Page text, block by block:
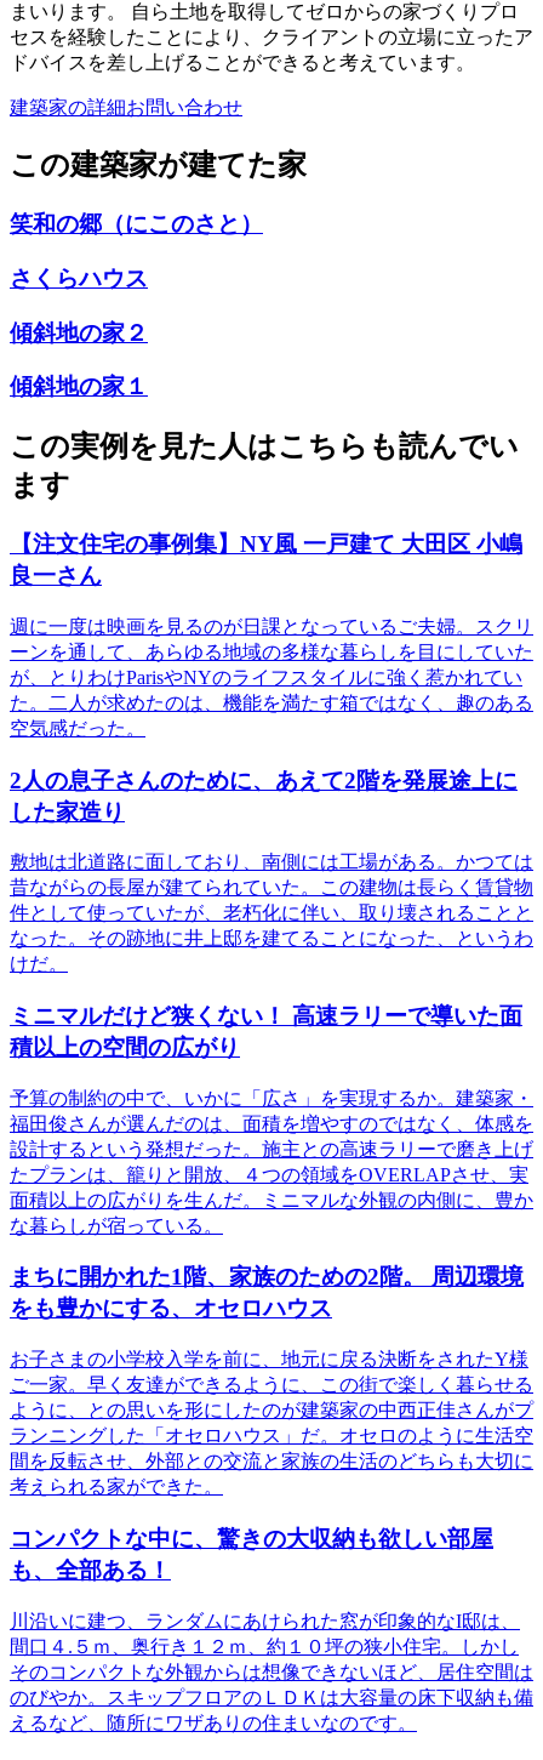
まいります。 自ら土地を取得してゼロからの家づくりプロ
セスを経験したことにより、クライアントの立場に立ったア
ドバイスを差し上げることができると考えています。
建築家の詳細お問い合わせ
この建築家が建てた家
笑和の郷（にこのさと）
さくらハウス
傾斜地の家２
傾斜地の家１
この実例を見た人はこちらも読んでい
ます
【注文住宅の事例集】NY風 一戸建て 大田区 小嶋
良一さん
週に一度は映画を見るのが日課となっているご夫婦。スクリ
ーンを通して、あらゆる地域の多様な暮らしを目にしていた
が、とりわけParisやNYのライフスタイルに強く惹かれてい
た。二人が求めたのは、機能を満たす箱ではなく、趣のある
空気感だった。
2人の息子さんのために、あえて2階を発展途上に
した家造り
敷地は北道路に面しており、南側には工場がある。かつては
昔ながらの長屋が建てられていた。この建物は長らく賃貸物
件として使っていたが、老朽化に伴い、取り壊されることと
なった。その跡地に井上邸を建てることになった、というわ
けだ。
ミニマルだけど狭くない！ 高速ラリーで導いた面
積以上の空間の広がり
予算の制約の中で、いかに「広さ」を実現するか。建築家・
福田俊さんが選んだのは、面積を増やすのではなく、体感を
設計するという発想だった。施主との高速ラリーで磨き上げ
たプランは、籠りと開放、４つの領域をOVERLAPさせ、実
面積以上の広がりを生んだ。ミニマルな外観の内側に、豊か
な暮らしが宿っている。
まちに開かれた1階、家族のための2階。 周辺環境
をも豊かにする、オセロハウス
お子さまの小学校入学を前に、地元に戻る決断をされたY様
ご一家。早く友達ができるように、この街で楽しく暮らせる
ように、との思いを形にしたのが建築家の中西正佳さんがプ
ランニングした「オセロハウス」だ。オセロのように生活空
間を反転させ、外部との交流と家族の生活のどちらも大切に
考えられる家ができた。
コンパクトな中に、驚きの大収納も欲しい部屋
も、全部ある！
川沿いに建つ、ランダムにあけられた窓が印象的なI邸は、
間口４.５ｍ、奥行き１２ｍ、約１０坪の狭小住宅。しかし
そのコンパクトな外観からは想像できないほど、居住空間は
のびやか。スキップフロアのＬＤＫは大容量の床下収納も備
えるなど、随所にワザありの住まいなのです。